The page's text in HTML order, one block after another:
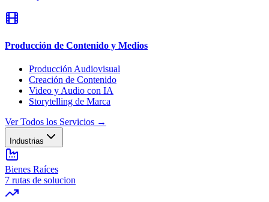
Producción de Contenido y Medios
Producción Audiovisual
Creación de Contenido
Video y Audio con IA
Storytelling de Marca
Ver Todos los Servicios →
Industrias
Bienes Raíces
7 rutas de solucion